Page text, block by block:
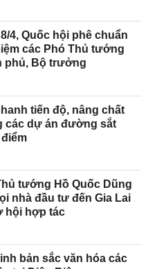
4, Quốc hội phê chuẩn
các Phó Thủ tướng
phủ, Bộ trưởng
tiến độ, nâng chất
các dự án đường sắt
tướng Hồ Quốc Dũng
nhà đầu tư đến Gia Lai
hội hợp tác
bản sắc văn hóa các